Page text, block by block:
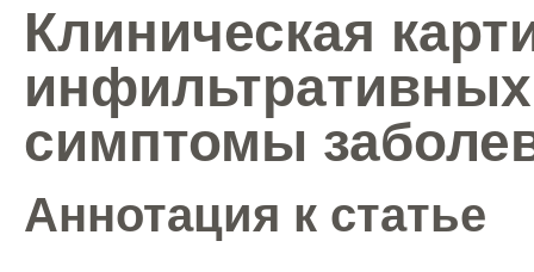
Клиническая
симптомы
Аннотация к статье